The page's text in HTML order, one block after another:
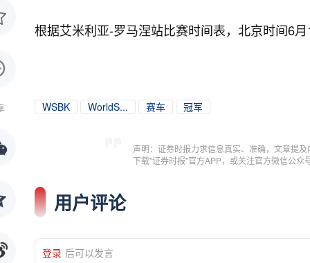
根据艾米利亚-罗马涅站比赛时间表，北京时间6
WSBK WorldS... 赛车 冠军
声明：证券时报力求信息真实、准确，文章提
下载"证券时报"官方APP，或关注官方微信公
用户评论
登录 后可以发言